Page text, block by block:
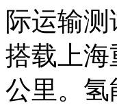
际运输
搭载上海
公里。氢